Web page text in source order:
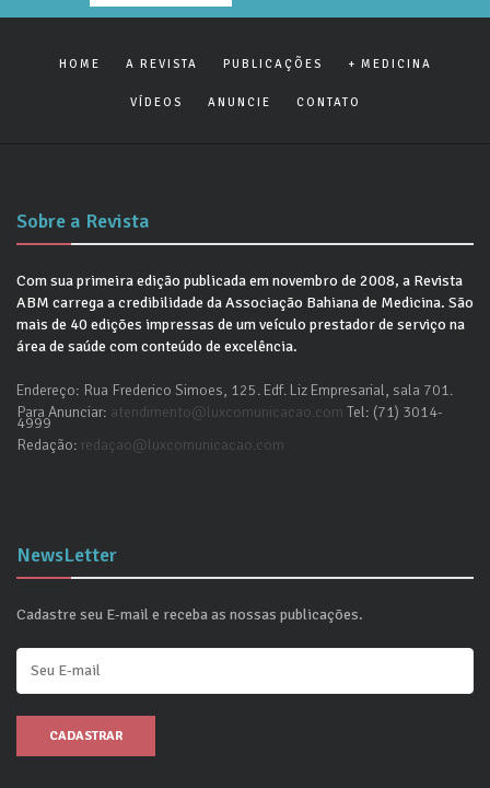
HOME A REVISTA PUBLICAÇÕES + MEDICINA
VÍDEOS ANUNCIE CONTATO
Sobre a Revista
Com sua primeira edição publicada em novembro de 2008, a Revista
ABM carrega a credibilidade da Associação Bahiana de Medicina. São
mais de 40 edições impressas de um veículo prestador de serviço na
área de saúde com conteúdo de excelência.
Endereço: Rua Frederico Simoes, 125. Edf. Liz Empresarial, sala 701.
Para Anunciar: atendimento@luxcomunicacao.com Tel: (71) 3014-
4999
Redação: redaçao@luxcomunicacao.com
NewsLetter
Cadastre seu E-mail e receba as nossas publicações.
CADASTRAR